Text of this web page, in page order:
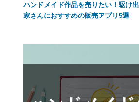
ハンドメイド作品を売りたい！駆け
家さんにおすすめの販売アプリ5選